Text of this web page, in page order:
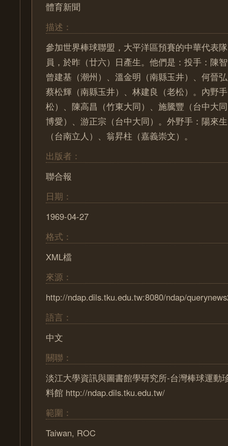
體育新聞
描述：
參加世界棒球聯盟，大平洋區預賽的中華代表
員，於昨（廿六）日產生。他們是：投手：陳
曾建基（潮州）、溫金明（南縣玉井）、何晉
蔡松輝（南縣玉井）、林建良（老松）。內野
松）、陳高昌（竹東大同）、施騰豐（台中大
博愛）、游正宗（台中大同）。外野手：陽來
（台南立人）、翁昇柱（嘉義崇文）。
出版者：
聯合報
日期：
1969-04-27
格式：
XML檔
來源：
http://ndap.dils.tku.edu.tw:8080/ndap/
語言：
中文
關聯：
淡江大學資訊與圖書館學研究所-台灣棒球運動
料館 http://ndap.dils.tku.edu.tw/
範圍：
Taiwan, ROC